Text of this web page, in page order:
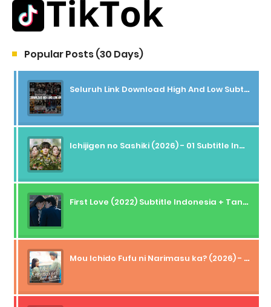
Popular Posts (30 Days)
Seluruh Link Download High And Low Subtitle Indonesia
Ichijigen no Sashiki (2026) - 01 Subtitle Indonesia
First Love (2022) Subtitle Indonesia + Tanpa Iklan + Streaming + 1080p
Mou Ichido Fufu ni Narimasu ka? (2026) - 01 Subtitle Indonesia